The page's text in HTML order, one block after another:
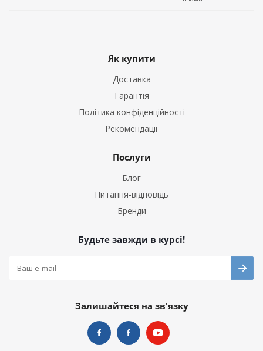
Як купити
Доставка
Гарантія
Політика конфіденційності
Рекомендації
Послуги
Блог
Питання-відповідь
Бренди
Будьте завжди в курсі!
Залишайтеся на зв'язку